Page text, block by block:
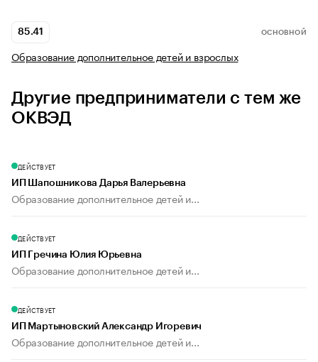
85.41 ОСНОВНОЙ
Образование дополнительное детей и взрослых
Другие предприниматели с тем же
ОКВЭД
ДЕЙСТВУЕТ
ИП Шапошникова Дарья Валерьевна
Образование дополнительное детей и...
ДЕЙСТВУЕТ
ИП Гречина Юлия Юрьевна
Образование дополнительное детей и...
ДЕЙСТВУЕТ
ИП Мартыновский Александр Игоревич
Образование дополнительное детей и...